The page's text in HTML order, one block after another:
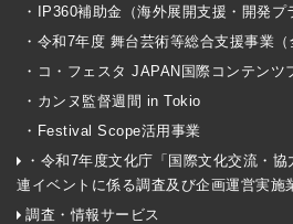
・IP360補助金（海外展開支援・開発プ
・令和7年度 舞台芸術等総合支援事業（
・コ・フェスタ JAPAN国際コンテンツ
・カンヌ監督週間 in Tokio
・Festival Scope活用事業
・令和7年度文化庁「国際文化交流・
連イベントに係る調査及び企画運営実施
調査・情報サービス